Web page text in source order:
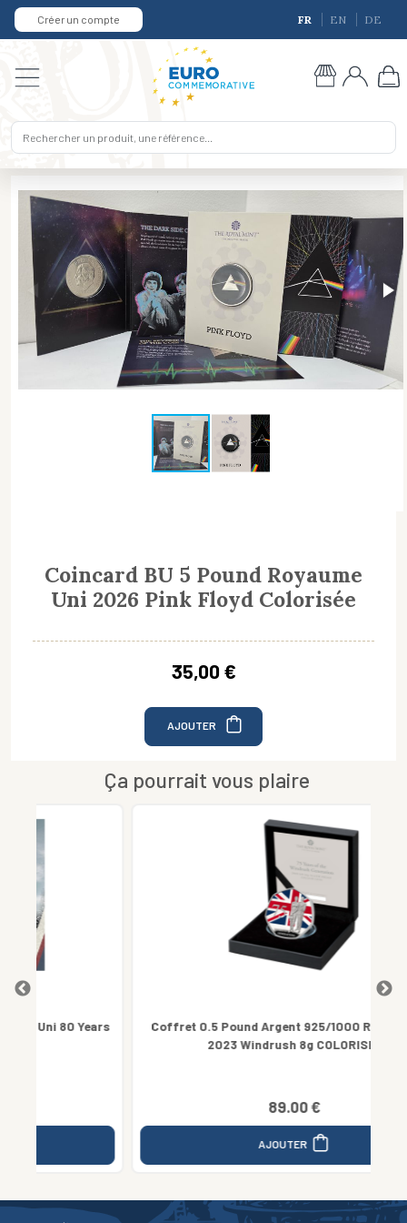
Créer un compte FR EN DE
Coincard BU 5 Pound Royaume
Uni 2026 Pink Floyd Colorisée
35,00 €
AJOUTER
Ça pourrait vous plaire
Coffret 0.5 Pound Argent 925/1000 Royaume Uni
2023 Windrush 8g COLORISEE